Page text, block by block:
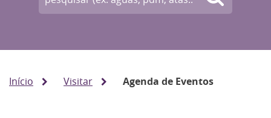
Início Visitar Agenda de Eventos